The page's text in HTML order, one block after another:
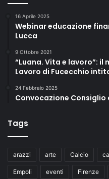
16 Aprile 2025
Webinar educazione
Lucca
9 Ottobre 2021
“Luana. Vita e lavoro”:
Lavoro di Fucecchio
24 Febbraio 2025
Convocazione
Tags
arazzi arte Calcio
Empoli eventi Firenze